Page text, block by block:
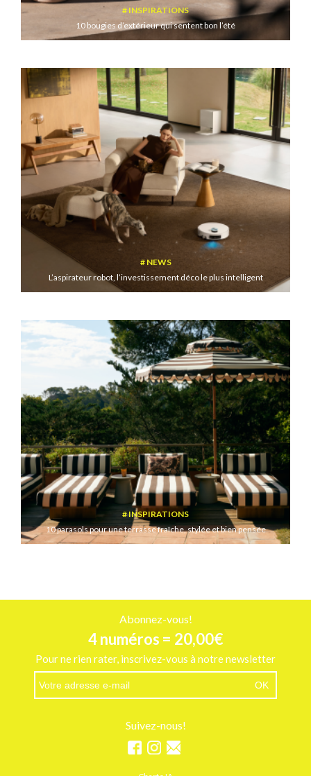
INSPIRATIONS
10 bougies d’extérieur qui sentent bon l’été
NEWS
L’aspirateur robot, l’investissement déco le plus intelligent
INSPIRATIONS
10 parasols pour une terrasse fraîche, stylée et bien pensée
Abonnez-vous!
4 numéros = 20,00€
Pour ne rien rater, inscrivez-vous à notre newsletter
Suivez-nous!